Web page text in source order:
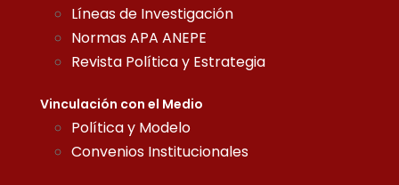
Líneas de Investigación
Normas APA ANEPE
Revista Política y Estrategia
Vinculación con el Medio
Política y Modelo
Convenios Institucionales